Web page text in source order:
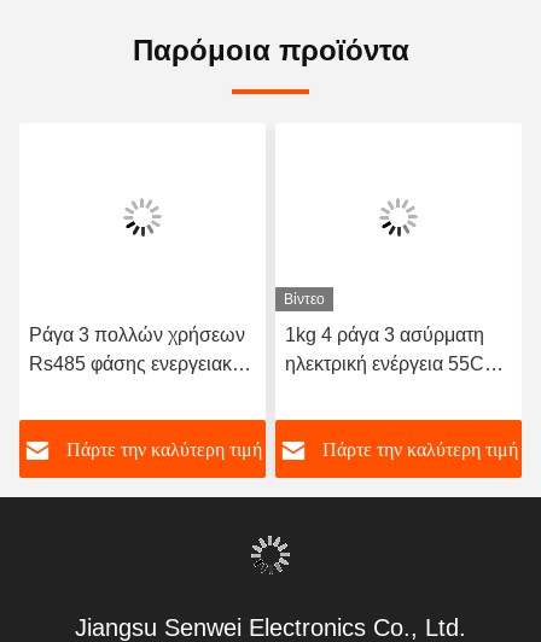
Παρόμοια προϊόντα
Ράγα 3 πολλών χρήσεων
Rs485 φάσης ενεργειακός
Perpaid DIN ενεργειακών
μετρητών
Πάρτε την καλύτερη τιμή
Βίντεο
1kg 4 ράγα 3 ασύρματη
ηλεκτρική ενέργεια 55C
Lorawan ενεργειακών
μετρητών φάσης
Πάρτε την καλύτερη τιμή
Jiangsu Senwei Electronics Co., Ltd.